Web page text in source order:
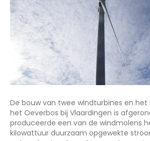
De bouw van twee windturbines en
het Oeverbos bij Vlaardingen is
produceerde een van de windmolens
kilowattuur duurzaam opgewekte